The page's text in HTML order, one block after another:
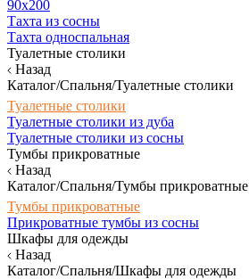
90х200
Тахта из сосны
Тахта односпальная
Туалетные столики
Назад
Каталог/Спальня/Туалетные столики
Туалетные столики
Туалетные столики из дуба
Туалетные столики из сосны
Тумбы прикроватные
Назад
Каталог/Спальня/Тумбы прикроватные
Тумбы прикроватные
Прикроватные тумбы из сосны
Шкафы для одежды
Назад
Каталог/Спальня/Шкафы для одежды